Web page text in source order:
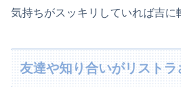
気持ちがスッキリしていれば吉に
友達や知り合いがリストラ